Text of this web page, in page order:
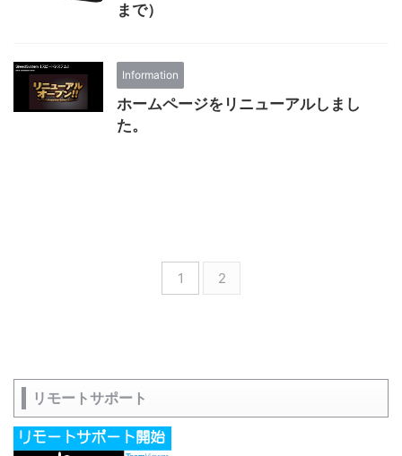
まで）
Information
ホームページをリニューアルしまし
た。
1 2
リモートサポート